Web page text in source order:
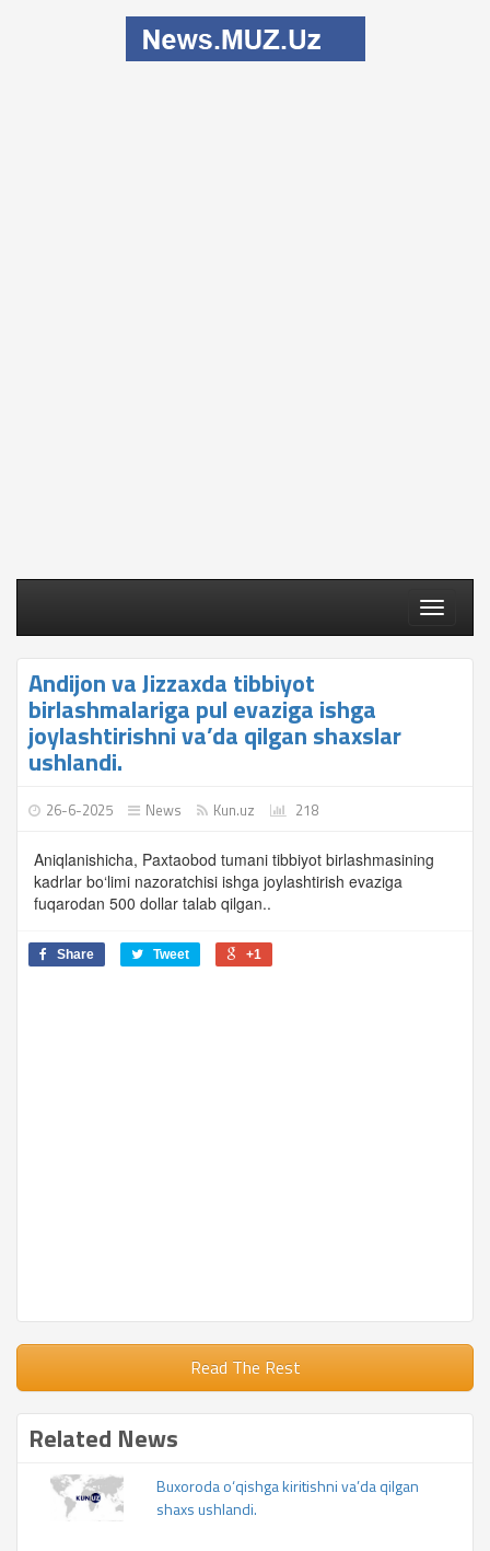
Toggle
Andijon va Jizzaxda tibbiyot
birlashmalariga pul evaziga ishga
joylashtirishni va’da qilgan shaxslar
ushlandi.
26-6-2025 News Kun.uz 218
Aniqlanishicha, Paxtaobod tumani tibbiyot birlashmasining
kadrlar bo‘limi nazoratchisi ishga joylashtirish evaziga
fuqarodan 500 dollar talab qilgan..
Share Tweet +1
Read The Rest
Related News
Buxoroda o‘qishga kiritishni va’da qilgan
shaxs ushlandi.